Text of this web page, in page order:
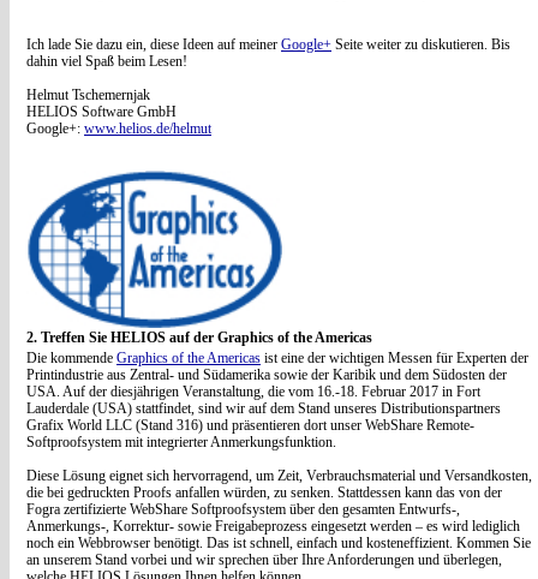
Ich lade Sie dazu ein, diese Ideen auf meiner Google+ Seite weiter zu diskutieren. Bis
dahin viel Spaß beim Lesen!
Helmut Tschemernjak
HELIOS Software GmbH
Google+: www.helios.de/helmut
2. Treffen Sie HELIOS auf der Graphics of the Americas
Die kommende Graphics of the Americas ist eine der wichtigen Messen für Experten der
Printindustrie aus Zentral- und Südamerika sowie der Karibik und dem Südosten der
USA. Auf der diesjährigen Veranstaltung, die vom 16.-18. Februar 2017 in Fort
Lauderdale (USA) stattfindet, sind wir auf dem Stand unseres Distributionspartners
Grafix World LLC (Stand 316) und präsentieren dort unser WebShare Remote-
Softproofsystem mit integrierter Anmerkungsfunktion.
Diese Lösung eignet sich hervorragend, um Zeit, Verbrauchsmaterial und Versandkosten,
die bei gedruckten Proofs anfallen würden, zu senken. Stattdessen kann das von der
Fogra zertifizierte WebShare Softproofsystem über den gesamten Entwurfs-,
Anmerkungs-, Korrektur- sowie Freigabeprozess eingesetzt werden – es wird lediglich
noch ein Webbrowser benötigt. Das ist schnell, einfach und kosteneffizient. Kommen Sie
an unserem Stand vorbei und wir sprechen über Ihre Anforderungen und überlegen,